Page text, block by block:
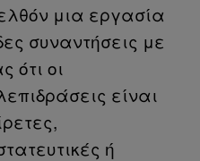
μια εργασία
συναντήσεις με
ότι οι
είναι
ή